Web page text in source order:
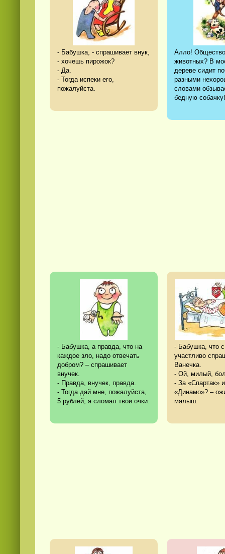
- Бабушка, - спрашивает внук,
- хочешь пирожок?
- Да.
- Тогда испеки его,
пожалуйста.
Алло!
животных? В
дереве сидит
разными
словами
бедную собачку!
- Бабушка, а правда, что на
каждое зло, надо отвечать
добром? – спрашивает
внучек.
- Правда, внучек, правда.
- Тогда дай мне, пожалуйста,
5 рублей, я сломал твои очки.
- Бабушка, что
участливо
Ванечка.
- Ой, милый,
- За «Спартак»
«Динамо»? –
малыш.